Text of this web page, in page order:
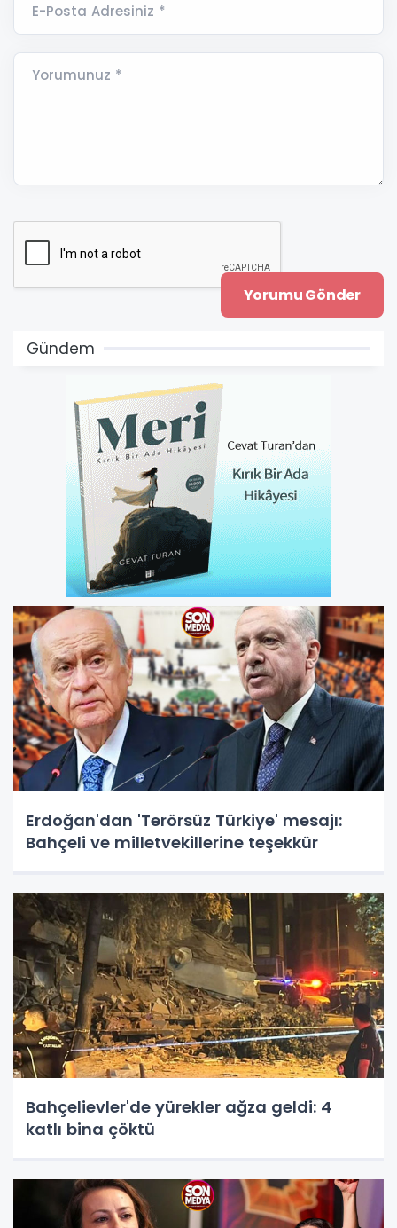
E-Posta Adresiniz *
Yorumunuz *
Gündem
Erdoğan'dan 'Terörsüz Türkiye' mesajı:
Bahçeli ve milletvekillerine teşekkür
Bahçelievler'de yürekler ağza geldi: 4
katlı bina çöktü